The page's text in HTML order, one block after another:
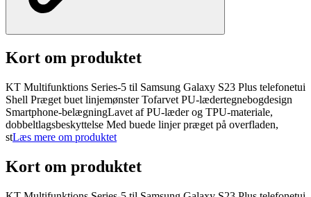
Kort om produktet
KT Multifunktions Series-5 til Samsung Galaxy S23 Plus telefonetui
Shell Præget buet linjemønster Tofarvet PU-lædertegnebogdesign
Smartphone-belægningLavet af PU-læder og TPU-materiale,
dobbeltlagsbeskyttelse Med buede linjer præget på overfladen,
stLæs mere om produktet
Kort om produktet